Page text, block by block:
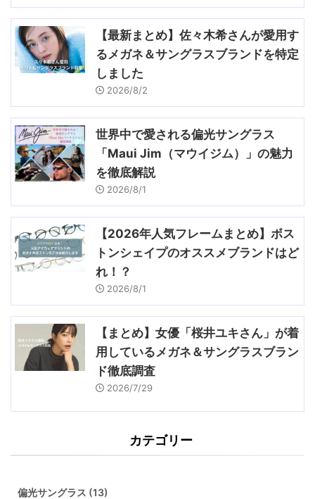
【最新まとめ】佐々木希さんが愛用す
るメガネ＆サングラスブランドを特定
しました
2026/8/2
世界中で愛される偏光サングラス
「Maui Jim（マウイジム）」の魅力
を徹底解説
2026/8/1
【2026年人気フレームまとめ】ボス
トンシェイプのオススメブランドはど
れ！？
2026/8/1
【まとめ】女優「桜井ユキさん」が着
用しているメガネ＆サングラスブラン
ド徹底調査
2026/7/29
カテゴリー
偏光サングラス (13)